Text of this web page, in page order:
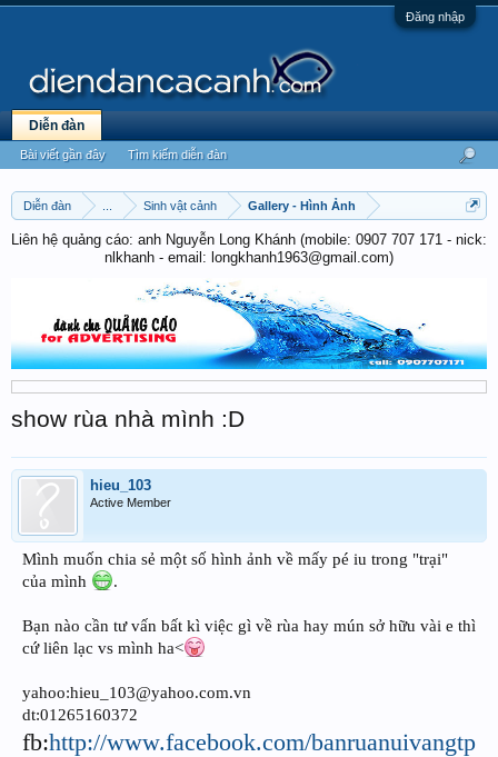
Đăng nhập
Diễn đàn Sinh vật cảnh Gallery - Hình Ảnh
Liên hệ quảng cáo: anh Nguyễn Long Khánh (mobile: 0907 707 171 - nick:
nlkhanh - email: longkhanh1963@gmail.com)
show rùa nhà mình :D
hieu_103
Active Member
Mình muốn chia sẻ một số hình ảnh về mấy pé iu trong "trại"
của mình
.
Bạn nào cần tư vấn bất kì việc gì về rùa hay mún sở hữu vài e thì
cứ liên lạc vs mình ha<
yahoo:hieu_103@yahoo.com.vn
dt:01265160372
fb:http://www.facebook.com/banruanuivangtp
Diễn đàn
Bài viết gần đây Tìm kiếm diễn đàn